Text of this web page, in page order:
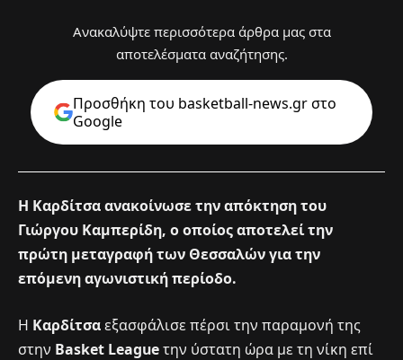
Ανακαλύψτε περισσότερα άρθρα μας στα
αποτελέσματα αναζήτησης.
Προσθήκη του basketball-news.gr στo
Google
Η Καρδίτσα ανακοίνωσε την απόκτηση του
Γιώργου Καμπερίδη, ο οποίος αποτελεί την
πρώτη μεταγραφή των Θεσσαλών για την
επόμενη αγωνιστική περίοδο.
Η Καρδίτσαεξασφάλισε πέρσι την παραμονή της
στην Basket Leagueτην ύστατη ώρα με τη νίκη επί